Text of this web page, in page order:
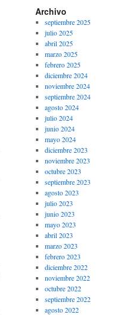
Archivo
septiembre 2025
julio 2025
abril 2025
marzo 2025
febrero 2025
diciembre 2024
noviembre 2024
septiembre 2024
agosto 2024
julio 2024
junio 2024
mayo 2024
diciembre 2023
noviembre 2023
octubre 2023
septiembre 2023
agosto 2023
julio 2023
junio 2023
mayo 2023
abril 2023
marzo 2023
febrero 2023
diciembre 2022
noviembre 2022
octubre 2022
septiembre 2022
agosto 2022